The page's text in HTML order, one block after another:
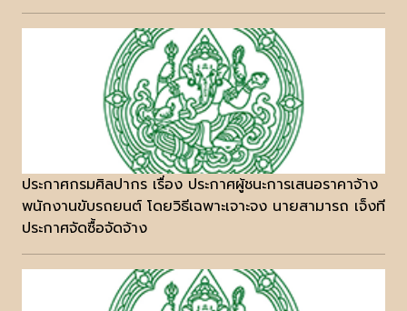
ประกาศกรมศิลปากร เรื่อง ประกาศผู้ชนะการเสนอราคาจ้าง
พนักงานขับรถยนต์ โดยวิธีเฉพาะเจาะจง นายสามารถ เจ็งที
ประกาศจัดซื้อจัดจ้าง